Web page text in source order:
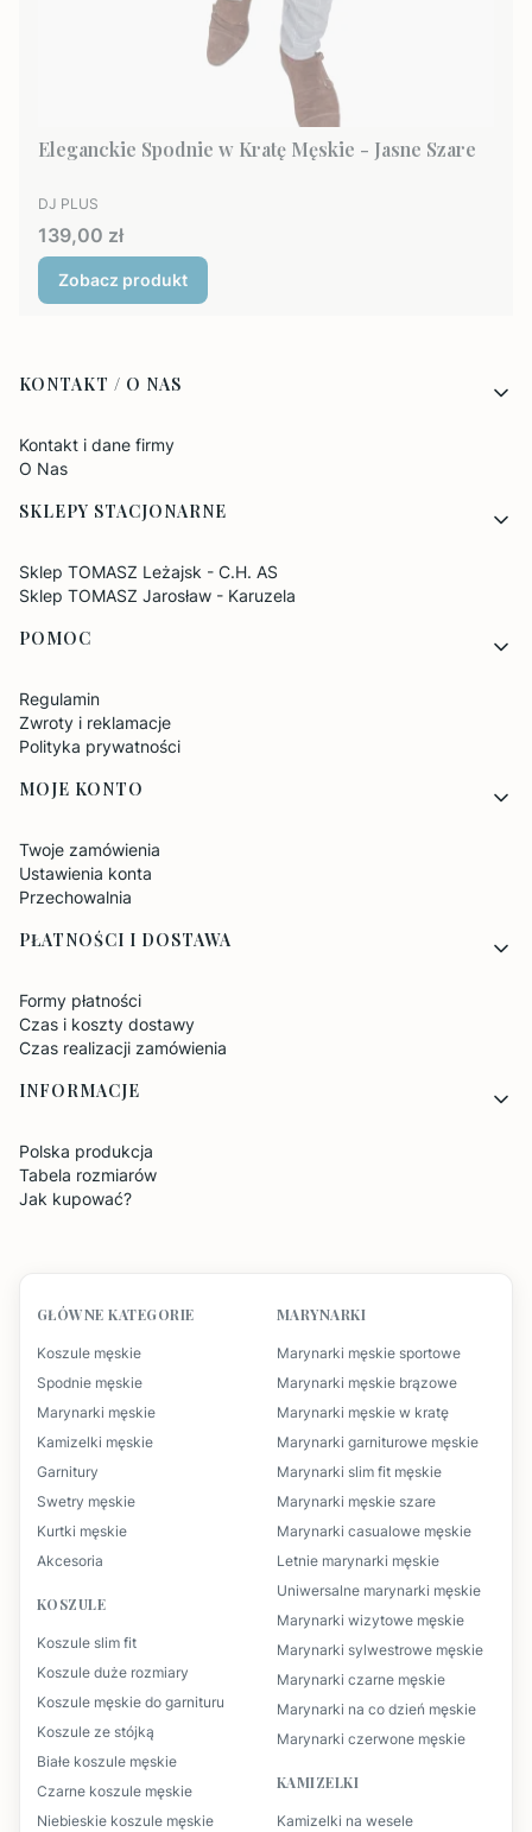
Eleganckie Spodnie w Kratę Męskie - Jasne Szare
PRODUCENT
DJ PLUS
Cena
139,00 zł
Zobacz produkt
Linki w stopce
KONTAKT / O NAS
Kontakt i dane firmy
O Nas
SKLEPY STACJONARNE
Sklep TOMASZ Leżajsk - C.H. AS
Sklep TOMASZ Jarosław - Karuzela
POMOC
Regulamin
Zwroty i reklamacje
Polityka prywatności
MOJE KONTO
Twoje zamówienia
Ustawienia konta
Przechowalnia
PŁATNOŚCI I DOSTAWA
Formy płatności
Czas i koszty dostawy
Czas realizacji zamówienia
INFORMACJE
Polska produkcja
Tabela rozmiarów
Jak kupować?
GŁÓWNE KATEGORIE
Koszule męskie
Spodnie męskie
Marynarki męskie
Kamizelki męskie
Garnitury
Swetry męskie
Kurtki męskie
Akcesoria
KOSZULE
Koszule slim fit
Koszule duże rozmiary
Koszule męskie do garnituru
Koszule ze stójką
Białe koszule męskie
Czarne koszule męskie
Niebieskie koszule męskie
MARYNARKI
Marynarki męskie sportowe
Marynarki męskie brązowe
Marynarki męskie w kratę
Marynarki garniturowe męskie
Marynarki slim fit męskie
Marynarki męskie szare
Marynarki casualowe męskie
Letnie marynarki męskie
Uniwersalne marynarki męskie
Marynarki wizytowe męskie
Marynarki sylwestrowe męskie
Marynarki czarne męskie
Marynarki na co dzień męskie
Marynarki czerwone męskie
KAMIZELKI
Kamizelki na wesele